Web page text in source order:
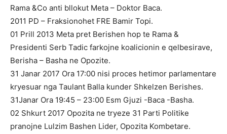
Rama &Co anti bllokut Meta – Doktor Baca.
2011 PD – Fraksionohet FRE Bamir Topi.
01 Prill 2013 Meta pret Berishen hop te Rama &
Presidenti Serb Tadic farkojne koalicionin e qelbesirave,
Berisha – Basha ne Opozite.
31 Janar 2017 Ora 17:00 nisi proces hetimor parlamentare
kryesuar nga Taulant Balla kunder Shkelzen Berishes.
31Janar Ora 19:45 – 23:00 Esm Gjuzi -Baca -Basha.
02 Shkurt 2017 Opozita ne tryeze 31 Parti Politike
pranojne Lulzim Bashen Lider, Opozita Kombetare.